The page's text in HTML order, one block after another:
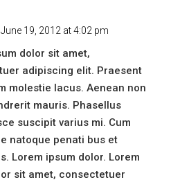
19, 2012 at 4:02 pm
dolor sit amet,
adipiscing elit. Praesent
molestie lacus. Aenean non
mauris. Phasellus
suscipit varius mi. Cum
natoque penati bus et
Lorem ipsum dolor. Lorem
sit amet, consectetuer